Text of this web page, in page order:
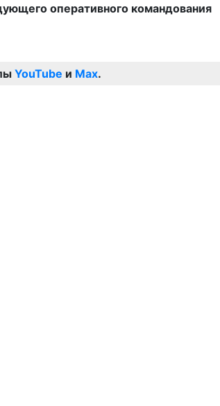
оперативного командования
YouTube и Max.